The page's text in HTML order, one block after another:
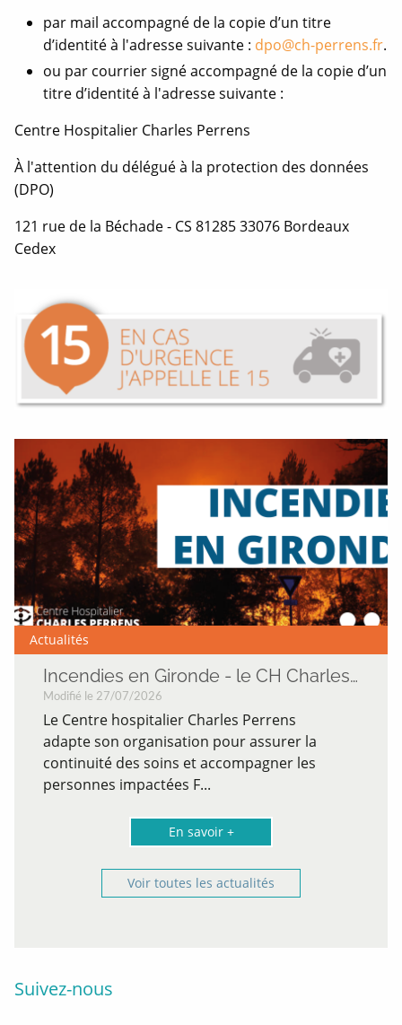
par mail accompagné de la copie d’un titre
d’identité à l'adresse suivante : dpo@ch-perrens.fr.
ou par courrier signé accompagné de la copie d’un
titre d’identité à l'adresse suivante :
Centre Hospitalier Charles Perrens
À l'attention du délégué à la protection des données
(DPO)
121 rue de la Béchade - CS 81285 33076 Bordeaux
Cedex
Actualités
Incendies en Gironde - le CH Charles Perrens mobilisé
Modifié le 27/07/2026
Le Centre hospitalier Charles Perrens
adapte son organisation pour assurer la
continuité des soins et accompagner les
personnes impactées F...
En savoir +
Voir toutes les actualités
Suivez-nous